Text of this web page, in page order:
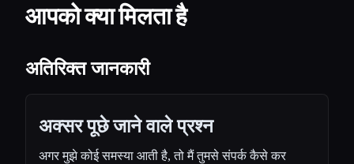
आपको क्या मिलता है
अतिरिक्त जानकारी
अक्सर पूछे जाने वाले प्रश्न
अगर मुझे कोई समस्या आती है, तो मैं तुमसे संपर्क कैसे कर